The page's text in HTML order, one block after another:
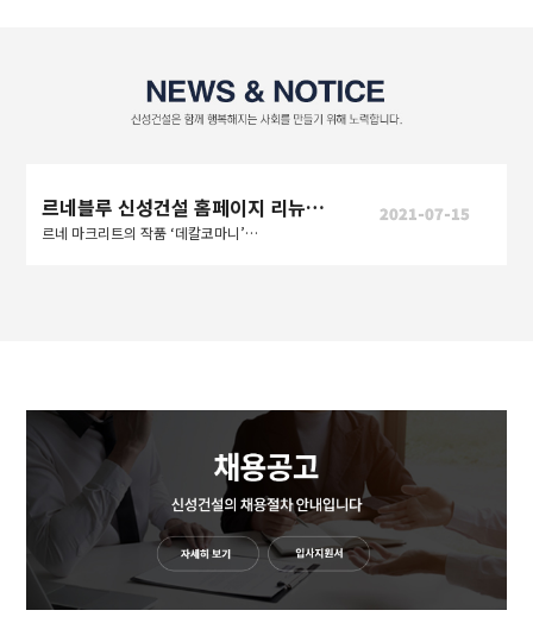
르네블루 신성건설 홈페이지 리뉴얼 오픈
르네 마크리트의 작품 ‘데칼코마니’처럼 사람과 사람, 도시와 도시를 연결하여 더 나은 세상을 만들어간다는 의미도 내포한다
2021-07-15